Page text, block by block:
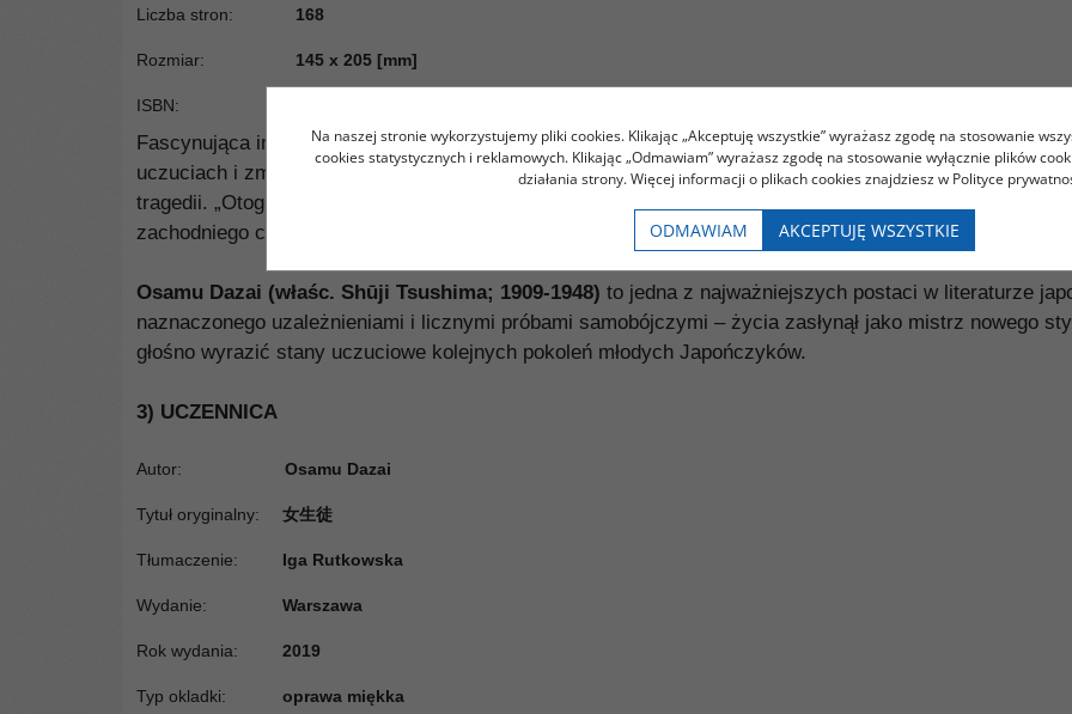
Liczba stron: 168
Rozmiar: 145 x 205 [mm]
ISBN:
Fascynująca interpretacja tradycyjnych opowieści japońskich osadzona przez autora w realiach II
uczuciach i zmaganiach z losem opowiedziane są w ciekawy, intrygujący sposób, a stare opowieści
tragedii. „Otogizōshi. Księga japońskich opowieści” to świetny przykład na książkę, która pozostając
zachodniego czytelnika.
Osamu Dazai (właśc. Shūji Tsushima; 1909-1948) to jedna z najważniejszych postaci w literaturze
naznaczonego uzależnieniami i licznymi próbami samobójczymi – życia zasłynął jako mistrz nowego
głośno wyrazić stany uczuciowe kolejnych pokoleń młodych Japończyków.
3) UCZENNICA
Autor: Osamu Dazai
Tytuł oryginalny: 女生徒
Tłumaczenie: Iga Rutkowska
Wydanie: Warszawa
Rok wydania: 2019
Typ okladki: oprawa miękka
Na naszej stronie wykorzystujemy pliki cookies. Klikając „Akceptuję wszystkie” wyrażasz zgodę na stosowanie
cookies statystycznych i reklamowych. Klikając „Odmawiam” wyrażasz zgodę na stosowanie wyłącznie plików
działania strony. Więcej informacji o plikach cookies znajdziesz w Polityce
ODMAWIAM AKCEPTUJĘ WSZYSTKIE